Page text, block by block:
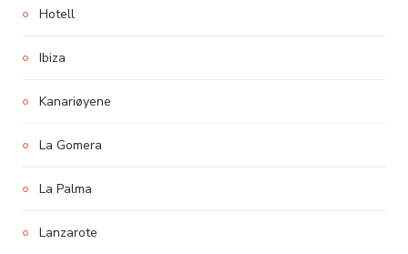
Hotell
Ibiza
Kanariøyene
La Gomera
La Palma
Lanzarote